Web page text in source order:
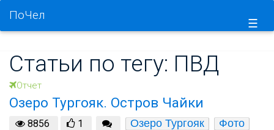
☰
ПоЧел
Статьи по тегу: ПВД
Отчет
Озеро Тургояк. Остров Чайки
8856 1 Озеро Тургояк
Фото